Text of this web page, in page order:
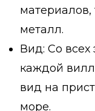
материалов,
металл.
Вид: Со всех
каждой
вид на
море.